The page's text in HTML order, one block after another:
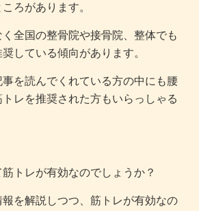
ろがあります。
全国の整骨院や接骨院、整体でも
している傾向があります。
を読んでくれている方の中にも腰
レを推奨された方もいらっしゃる
トレが有効なのでしょうか？
を解説しつつ、筋トレが有効なの